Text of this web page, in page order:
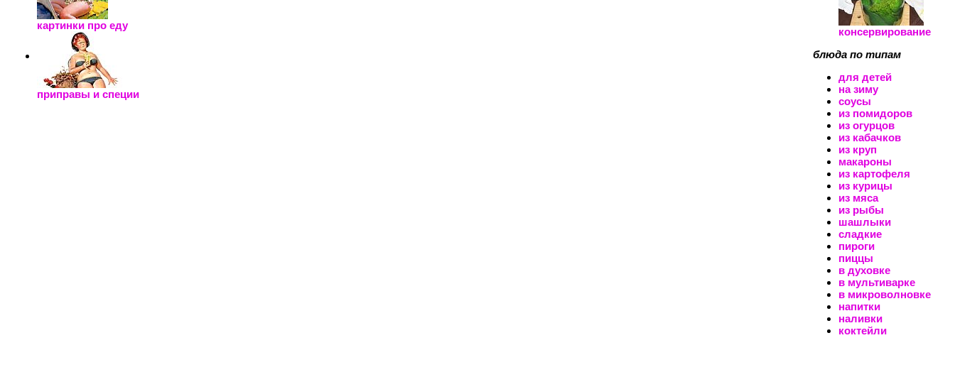
картинки про еду
приправы и специи
консервирование
блюда по типам
для детей
на зиму
соусы
из помидоров
из огурцов
из кабачков
из круп
макароны
из картофеля
из курицы
из мяса
из рыбы
шашлыки
сладкие
пироги
пиццы
в духовке
в мультиварке
в микроволновке
напитки
наливки
коктейли